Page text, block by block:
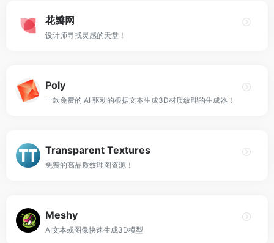
花瓣网
设计师寻找灵感的天堂！
Poly
一款免费的 AI 驱动的根据文本生成3D材质纹理的生成器！
Transparent Textures
免费的高品质纹理图资源！
Meshy
AI文本或图像快速生成3D模型